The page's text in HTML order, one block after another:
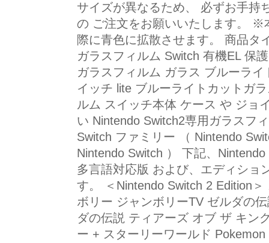
サイズが異なるため、 必ずお手持
の ご注文をお願いいたします。 ※
際に青色に拡散させます。 商品タ
ガラスフィルム Switch 有機EL 保
ガラスフィルム ガラス ブルーラ
イッチ lite ブルーライトカットガ
ルム スイッチ本体 ケース や ジョ
い Nintendo Switch2専用ガラスフ
Switch ファミリー （ Nintendo
Nintendo Switch ） 下記、
多言語対応版 および、エディショ
す。 ＜Nintendo Switch 2 Edition
ボリー ジャンボリーTV ゼルダの
ダの伝説 ティアーズ オブ ザ キン
ー + スターリーワールド